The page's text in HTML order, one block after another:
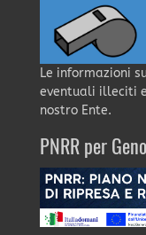
Le informazioni
eventuali illeciti
nostro Ente.
PNRR per